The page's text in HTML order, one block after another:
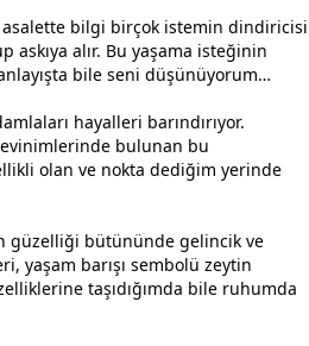
asalette bilgi birçok istemin dindiricisi
alır. Bu yaşama isteğinin
bile seni düşünüyorum…
hayalleri barındırıyor.
bulunan bu
olan ve nokta dediğim yerinde
güzelliği bütününde gelincik ve
yaşam barışı sembolü zeytin
taşıdığımda bile ruhumda